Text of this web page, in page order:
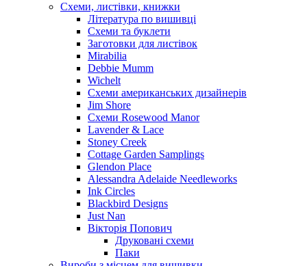
Схеми, листівки, книжки
Література по вишивці
Схеми та буклети
Заготовки для листівок
Mirabilia
Debbie Mumm
Wichelt
Схеми американських дизайнерів
Jim Shore
Cхеми Rosewood Manor
Lavender & Lace
Stoney Creek
Cottage Garden Samplings
Glendon Place
Alessandra Adelaide Needleworks
Ink Circles
Blackbird Designs
Just Nan
Вікторія Попович
Друковані схеми
Паки